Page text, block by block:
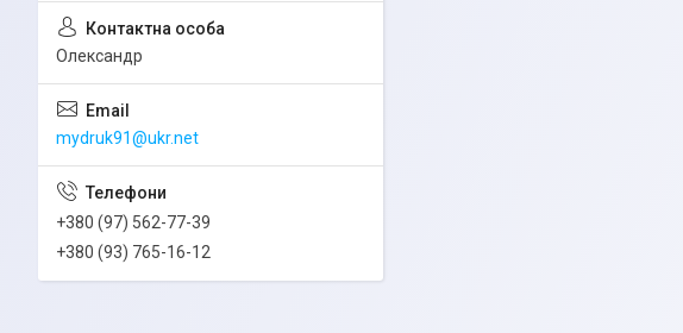
Олександр
mydruk91@ukr.net
+380 (97) 562-77-39
+380 (93) 765-16-12